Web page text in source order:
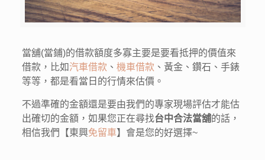
當舖(當鋪)的借款額度多寡主要是要看抵押的價值來
借款，比如汽車借款 、機車借款 、黃金、鑽石、手錶
等等，都是看當日的行情來估價。
不過準確的金額還是要由我們的專家現場評估才能估
出確切的金額，如果您正在尋找台中合法當舖的話，
相信我們【東興免留車】會是您的好選擇~